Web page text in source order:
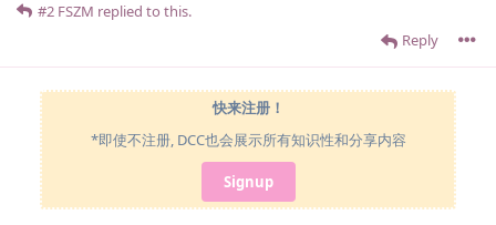
Reply
#2 FSZM replied to this.
快来注册！
*即使不注册, DCC也会展示所有知识性和分享内容
Signup